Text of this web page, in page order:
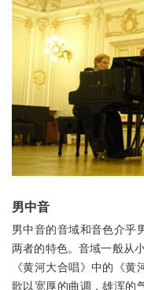
男中音
男中音的音域和音色介乎
两者的特色。音域一般从
《黄河大合唱》中的《
歌以宽厚的曲调，雄浑的